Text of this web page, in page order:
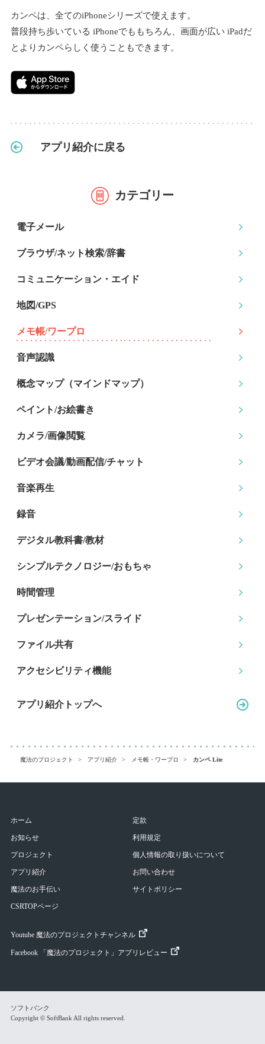
魔法のプロジェクト アプリ紹介 メモ帳・ワープロ カンペ Lite
カンペは、全てのiPhoneシリーズで使えます。
普段持ち歩いている iPhoneでももちろん、画面が広い iPadだ
とよりカンペらしく使うこともできます。
アプリ紹介に戻る
カテゴリー
電子メール
ブラウザ/ネット検索/辞書
コミュニケーション・エイド
地図/GPS
メモ帳/ワープロ
音声認識
概念マップ（マインドマップ）
ペイント/お絵書き
カメラ/画像閲覧
ビデオ会議/動画配信/チャット
音楽再生
録音
デジタル教科書/教材
シンプルテクノロジー/おもちゃ
時間管理
プレゼンテーション/スライド
ファイル共有
アクセシビリティ機能
アプリ紹介トップへ
ホーム
お知らせ
プロジェクト
アプリ紹介
魔法のお手伝い
CSRTOPページ
定款
利用規定
個人情報の取り扱いについて
お問い合わせ
サイトポリシー
Youtube 魔法のプロジェクトチャンネル
Facebook 「魔法のプロジェクト」アプリレビュー
ソフトバンク
Copyright © SoftBank All rights reserved.